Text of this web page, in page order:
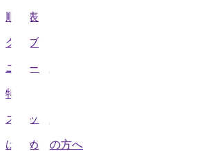
順位表
クラブ
ニュース
特集
スタッツ
はじめての方へ